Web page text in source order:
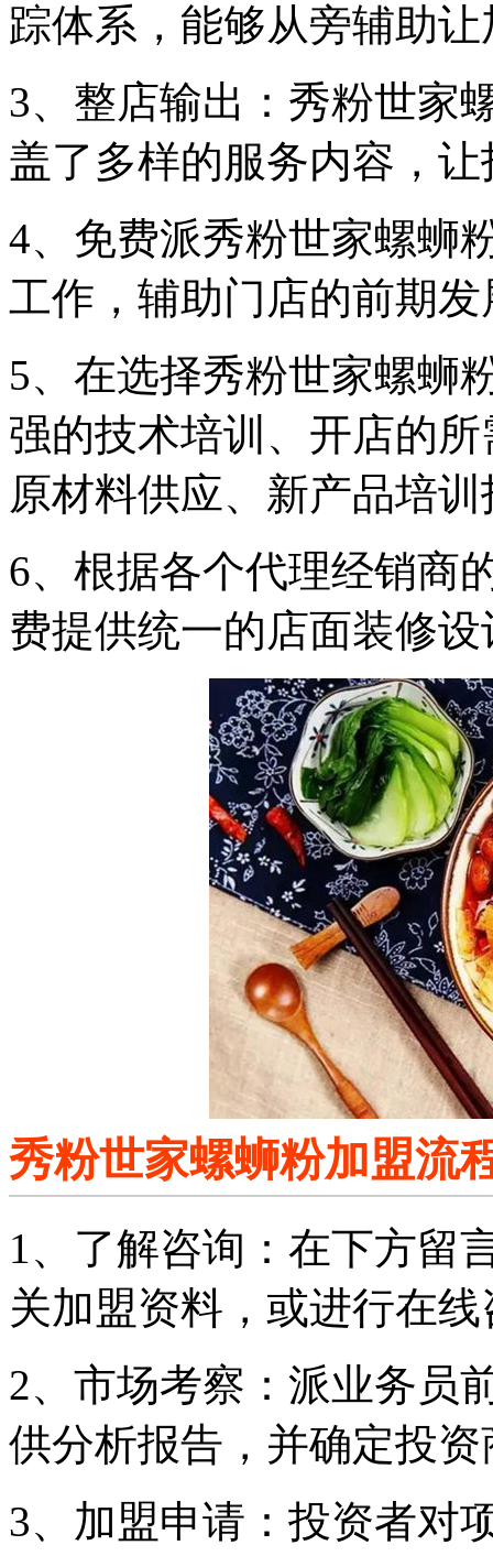
踪体系，能够从旁辅助
3、整店输出：秀粉世家
盖了多样的服务内容，
4、免费派秀粉世家螺蛳
工作，辅助门店的前期
5、在选择秀粉世家螺蛳
强的技术培训、开店的
原材料供应、新产品培
6、根据各个代理经销商
费提供统一的店面装修
秀粉世家螺蛳粉加盟流
1、了解咨询：在下方留
关加盟资料，或进行在
2、市场考察：派业务员
供分析报告，并确定投
3、加盟申请：投资者对